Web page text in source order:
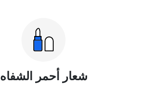
شعار أحمر الشفاه